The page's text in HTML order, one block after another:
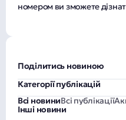
номером ви зможете
Поділитись новиною
Категорії публікацій
Всі новиниВсі публікації
Інші новини